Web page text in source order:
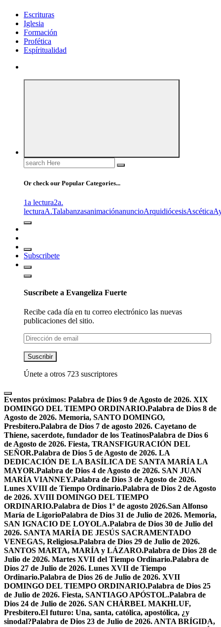
Escrituras
Iglesia
Formación
Profética
Espíritualidad
Search
for:
Or check our Popular Categories...
1a lectura2a.
lecturaA.TalabanzasanimaciónanuncioArquidiócesisAscética
Subscribete
Suscríbete a Evangeliza Fuerte
Recibe cada día en tu correo electrónico las nuevas
publicaciones del sitio.
Dirección
de
email
Suscribir
Únete a otros 723 suscriptores
Eventos próximos: Palabra de Dios 9 de Agosto de 2026. XIX
DOMINGO DEL TIEMPO ORDINARIO.Palabra de Dios 8 de
Agosto de 2026. Memoria, SANTO DOMINGO,
Presbítero.Palabra de Dios 7 de agosto 2026. Cayetano de
Thiene, sacerdote, fundador de los TeatinosPalabra de Dios 6
de Agosto de 2026. Fiesta, TRANSFIGURACIÓN DEL
SEÑOR.Palabra de Dios 5 de Agosto de 2026. LA
DEDICACIÓN DE LA BASÍLICA DE SANTA MARÍA LA
MAYOR.Palabra de Dios 4 de Agosto de 2026. SAN JUAN
MARÍA VIANNEY.Palabra de Dios 3 de Agosto de 2026.
Lunes XVIII de Tiempo Ordinario.Palabra de Dios 2 de Agosto
de 2026. XVIII DOMINGO DEL TIEMPO
ORDINARIO.Palabra de Dios 1º de agosto 2026.San Alfonso
María de LigorioPalabra de Dios 31 de Julio de 2026. Memoria,
SAN IGNACIO DE LOYOLA.Palabra de Dios 30 de Julio del
2026. SANTA MARÍA DE JESÚS SACRAMENTADO
VENEGAS, Religiosa.Palabra de Dios 29 de Julio de 2026.
SANTOS MARTA, MARÍA y LÁZARO.Palabra de Dios 28 de
Julio de 2026. Martes XVII del Tiempo Ordinario.Palabra de
Dios 27 de Julio de 2026. Lunes XVII de Tiempo
Ordinario.Palabra de Dios 26 de Julio de 2026. XVII
DOMINGO DEL TIEMPO ORDINARIO.Palabra de Dios 25
de Julio de 2026. Fiesta, SANTIAGO APÓSTOL.Palabra de
Dios 24 de Julio de 2026. SAN CHÁRBEL MAKHLUF,
Presbítero.El futuro: Una, santa, católica, apostólica, ¿y
sinodal?Palabra de Dios 23 de Julio de 2026. ANTA BRÍGIDA,